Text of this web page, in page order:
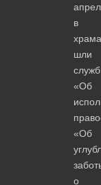
в
шли
«Об
«Об
о